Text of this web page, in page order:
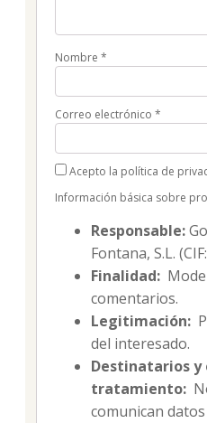
Nombre *
Correo electrónico *
Acepto la política de
Información básica sobre
Responsable:
Fontana, S.L.
Finalidad:
comentarios.
Legitimación:
del interesado.
Destinatarios y
tratamiento:
comunican